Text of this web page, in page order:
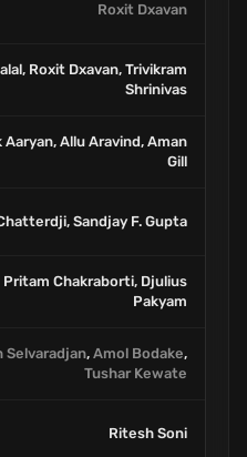
Roxit Dxavan
Roxit Dxavan, Trivikram
Shrinivas
Aaryan, Allu Aravind, Aman
Gill
Sandjay F. Gupta
Pritam Chakraborti, Djulius
Pakyam
Selvaradjan, Amol Bodake,
Tushar Kewate
Ritesh Soni